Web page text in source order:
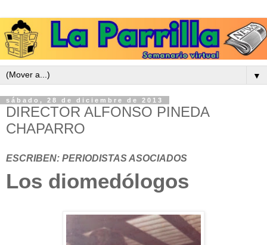
▼
sábado, 28 de diciembre de 2013
DIRECTOR ALFONSO PINEDA
CHAPARRO
ESCRIBEN: PERIODISTAS ASOCIADOS
Los diomedólogos